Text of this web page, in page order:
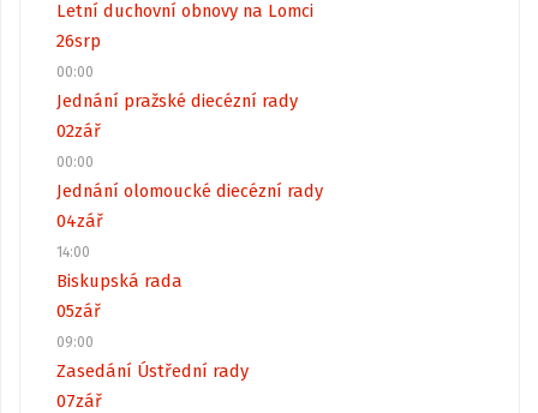
Letní duchovní obnovy na Lomci
26srp
00:00
Jednání pražské diecézní rady
02zář
00:00
Jednání olomoucké diecézní rady
04zář
14:00
Biskupská rada
05zář
09:00
Zasedání Ústřední rady
07zář